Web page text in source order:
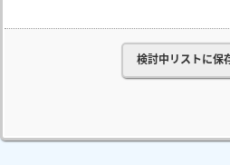
検討中リストに保